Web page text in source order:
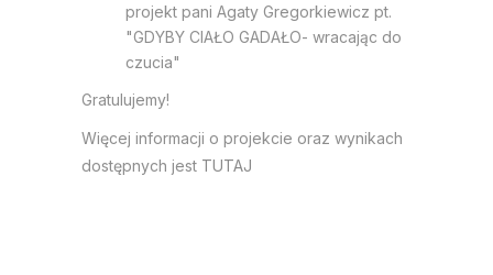
projekt pani Agaty Gregorkiewicz pt.
"GDYBY CIAŁO GADAŁO- wracając do
czucia"
Gratulujemy!
Więcej informacji o projekcie oraz wynikach
dostępnych jest TUTAJ